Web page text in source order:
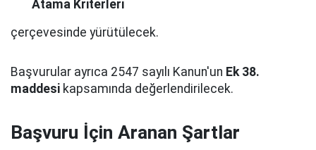
Atama Kriterleri
çerçevesinde yürütülecek.
Başvurular ayrıca 2547 sayılı Kanun'un Ek 38.
maddesi kapsamında değerlendirilecek.
Başvuru İçin Aranan Şartlar